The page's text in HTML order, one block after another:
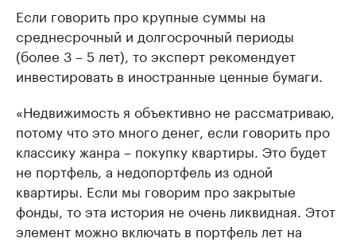
Если говорить про крупные суммы на
среднесрочный и долгосрочный периоды
(более 3 – 5 лет), то эксперт рекомендует
инвестировать в иностранные ценные бумаги.
«Недвижимость я объективно не рассматриваю,
потому что это много денег, если говорить про
классику жанра – покупку квартиры. Это будет
не портфель, а недопортфель из одной
квартиры. Если мы говорим про закрытые
фонды, то эта история не очень ликвидная. Этот
элемент можно включать в портфель лет на